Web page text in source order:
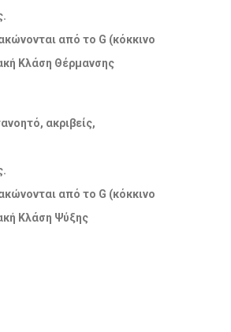
από το G (κόκκινο
Κλάση Θέρμανσης
ακριβείς,
από το G (κόκκινο
Κλάση Ψύξης